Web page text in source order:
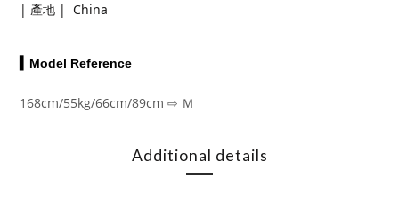
| 產地 | China
▍Model Reference
168cm/55kg/66cm/89cm ⇨ Ｍ
Additional details